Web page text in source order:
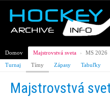
Domov Majstrovstvá sveta › MS 2026
Turnaj
Tímy Zápasy Tabuľky
Majstrovstvá